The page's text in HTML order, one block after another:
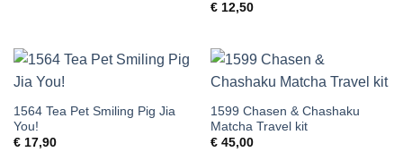
€12,50
1564 Tea Pet Smiling Pig Jia
You!
€17,90
1599 Chasen & Chashaku
Matcha Travel kit
€45,00